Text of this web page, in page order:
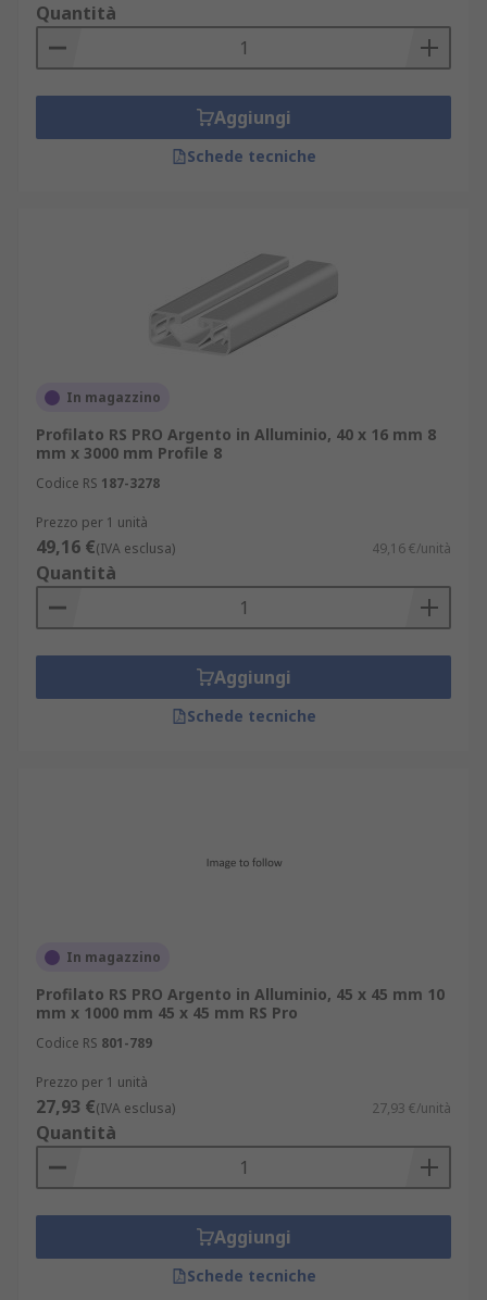
Quantità
Aggiungi
Schede tecniche
In magazzino
Profilato RS PRO Argento in Alluminio, 40 x 16 mm 8
mm x 3000 mm Profile 8
Codice RS 187-3278
Prezzo per 1 unità
49,16 €(IVA esclusa) 49,16 €/unità
Quantità
Aggiungi
Schede tecniche
In magazzino
Profilato RS PRO Argento in Alluminio, 45 x 45 mm 10
mm x 1000 mm 45 x 45 mm RS Pro
Codice RS 801-789
Prezzo per 1 unità
27,93 €(IVA esclusa) 27,93 €/unità
Quantità
Aggiungi
Schede tecniche